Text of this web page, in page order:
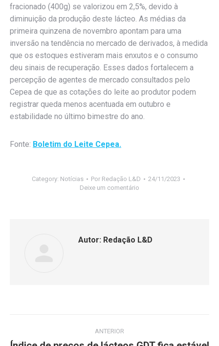
fracionado (400g) se valorizou em 2,5%, devido à
diminuição da produção deste lácteo. As médias da
primeira quinzena de novembro apontam para uma
inversão na tendência no mercado de derivados, à medida
que os estoques estiveram mais enxutos e o consumo
deu sinais de recuperação. Esses dados fortalecem a
percepção de agentes de mercado consultados pelo
Cepea de que as cotações do leite ao produtor podem
registrar queda menos acentuada em outubro e
estabilidade no último bimestre do ano.
Fonte: Boletim do Leite Cepea.
Category: Notícias Por Redação L&D
24/11/2023
Deixe um comentário
Autor: Redação L&D
ANTERIOR